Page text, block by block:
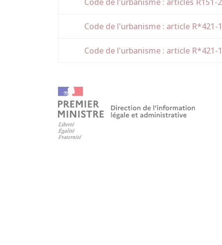
Code de l'urbanisme : article R*421-
Code de l'urbanisme : article R*421-